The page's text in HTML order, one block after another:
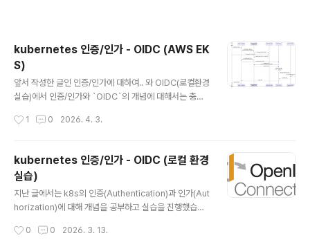
kubernetes 인증/인가 - OIDC (AWS EK
S)
앞서 작성한 글인 인증/인가에 대하여.. 와 OIDC(로컬환경
실습)에서 인증/인가와 `OIDC`의 개념에 대해서는 충분
경이다보니 실무에서 사용하듯이 외부 `idP`를 통한 인증/
환경에서 `OIDC`를 설정하여 사용자(개발자)가 `kubec
tl` 명령어로 `EKS Cluster`에 접근할 때에 허용된 리소
스에 접근할 수 있는 실습을 진행해보겠습니다. 실습 실습
환경 다이어그램전체적인 다이어그램은 위와 같습니다. 1.
`kubectl get nodes` 실행 2. `kubelogin`이 `Dex`
irec..
1 0 2026. 4. 3.
kubernetes 인증/인가 - OIDC (로컬 환경
실습)
지난 글에서는 k8s의 인증(Authentication)과 인가(Aut
horization)에 대해 개념을 공부하고 실습을 진행했습니
에 접근하거나 Devops 엔지니어가 `cluster` 상태를 확
0 0 2026. 3. 13.